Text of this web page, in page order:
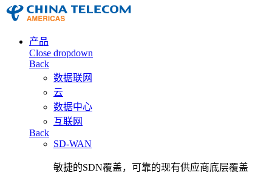
产品
Close dropdown
Back
数据联网
云
数据中心
互联网
Back
SD-WAN
敏捷的SDN覆盖，可靠的现有供应商底层覆盖